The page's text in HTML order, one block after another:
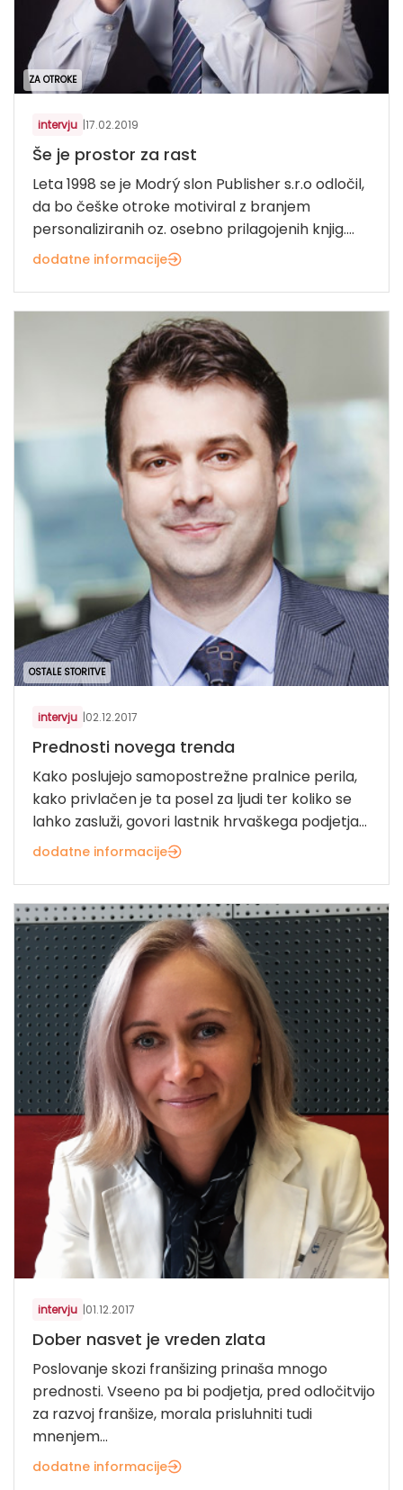
ZA OTROKE
intervju |17.02.2019
Še je prostor za rast
Leta 1998 se je Modrý slon Publisher s.r.o odločil,
da bo češke otroke motiviral z branjem
personaliziranih oz. osebno prilagojenih knjig....
dodatne informacije
OSTALE STORITVE
intervju |02.12.2017
Prednosti novega trenda
Kako poslujejo samopostrežne pralnice perila,
kako privlačen je ta posel za ljudi ter koliko se
lahko zasluži, govori lastnik hrvaškega podjetja...
dodatne informacije
intervju |01.12.2017
Dober nasvet je vreden zlata
Poslovanje skozi franšizing prinaša mnogo
prednosti. Vseeno pa bi podjetja, pred odločitvijo
za razvoj franšize, morala prisluhniti tudi
mnenjem...
dodatne informacije